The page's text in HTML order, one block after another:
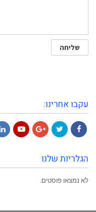
עקבו אחרינו:
הגלריות שלנו
לא נמצאו פוסטים.